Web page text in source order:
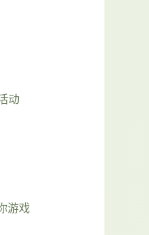
动
游戏